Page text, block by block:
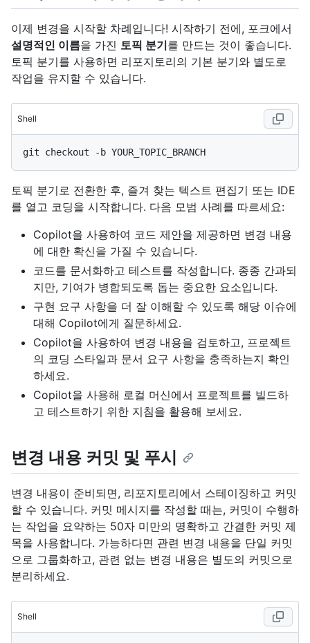
이제 변경을 시작할 차례입니다! 시작하기 전에, 포크에서
설명적인 이름을 가진 토픽 분기를 만드는 것이 좋습니다.
토픽 분기를 사용하면 리포지토리의 기본 분기와 별도로
작업을 유지할 수 있습니다.
Shell
토픽 분기로 전환한 후, 즐겨 찾는 텍스트 편집기 또는 IDE
를 열고 코딩을 시작합니다. 다음 모범 사례를 따르세요:
Copilot을 사용하여 코드 제안을 제공하면 변경 내용
에 대한 확신을 가질 수 있습니다.
코드를 문서화하고 테스트를 작성합니다. 종종 간과되
지만, 기여가 병합되도록 돕는 중요한 요소입니다.
구현 요구 사항을 더 잘 이해할 수 있도록 해당 이슈에
대해 Copilot에게 질문하세요.
Copilot을 사용하여 변경 내용을 검토하고, 프로젝트
의 코딩 스타일과 문서 요구 사항을 충족하는지 확인
하세요.
Copilot을 사용해 로컬 머신에서 프로젝트를 빌드하
고 테스트하기 위한 지침을 활용해 보세요.
변경 내용 커밋 및 푸시
변경 내용이 준비되면, 리포지토리에서 스테이징하고 커밋
할 수 있습니다. 커밋 메시지를 작성할 때는, 커밋이 수행하
는 작업을 요약하는 50자 미만의 명확하고 간결한 커밋 제
목을 사용합니다. 가능하다면 관련 변경 내용을 단일 커밋
으로 그룹화하고, 관련 없는 변경 내용은 별도의 커밋으로
분리하세요.
Shell